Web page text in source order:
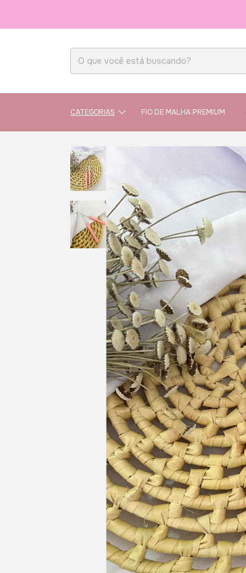
CATEGORIAS FIO DE MALHA PREMIUM